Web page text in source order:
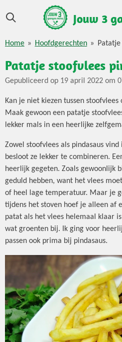
direct
de
Jouw 3
Home » Hoofdgerechten »
Patatje stoofvlees
Gepubliceerd op 19 april 2022 om
Kan je niet kiezen tussen
Maak gewoon een patatje
lekker mals in een heerlijke
Zowel stoofvlees als pindasaus
besloot ze lekker te combineren.
heerlijk gegeten. Zoals gewoonlijk
geduld hebben, want het vlees
of heel lage temperatuur. Maar je
tijdens het stoven hoef je alleen af
patat als het vlees helemaal klaar
wat groenten bij. Ik ging voor
passen ook prima bij pindasaus.